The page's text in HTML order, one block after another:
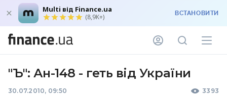
Multi від Finance.ua
(8,9K+) ВСТАНОВИТИ
"Ъ": Ан-148 - геть від України
30.07.2010, 09:50 3393